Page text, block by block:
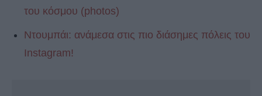
του κόσμου (photos)
Ντουμπάι: ανάμεσα στις πιο διάσημες πόλεις του
Instagram!